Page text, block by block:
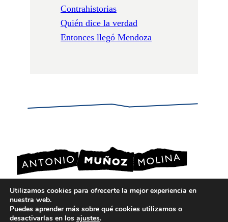
Contrahistorias
Quién dice la verdad
Entonces llegó Mendoza
POLÍTICA DE COOKIES
AVISO LEGAL
Utilizamos cookies para ofrecerte la mejor experiencia en
nuestra web.
Puedes aprender más sobre qué cookies utilizamos o
desactivarlas en los ajustes.